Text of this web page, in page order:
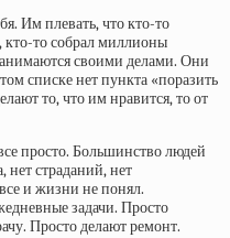
Им плевать, что кто-то
то собрал миллионы
своими делами. Они
списке нет пункта «поразить
то, что им нравится, то от
просто. Большинство людей
нет страданий, нет
и жизни не понял.
задачи. Просто
Просто делают ремонт.